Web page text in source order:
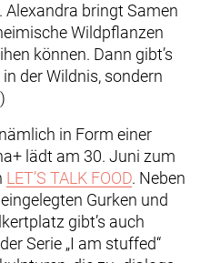
. Alexandra bringt Samen
Wildpflanzen
können. Dann gibt’s
der Wildnis, sondern
in Form einer
lädt am 30. Juni zum
LET’S TALK FOOD. Neben
Gurken und
gibt’s auch
Serie „I am stuffed“